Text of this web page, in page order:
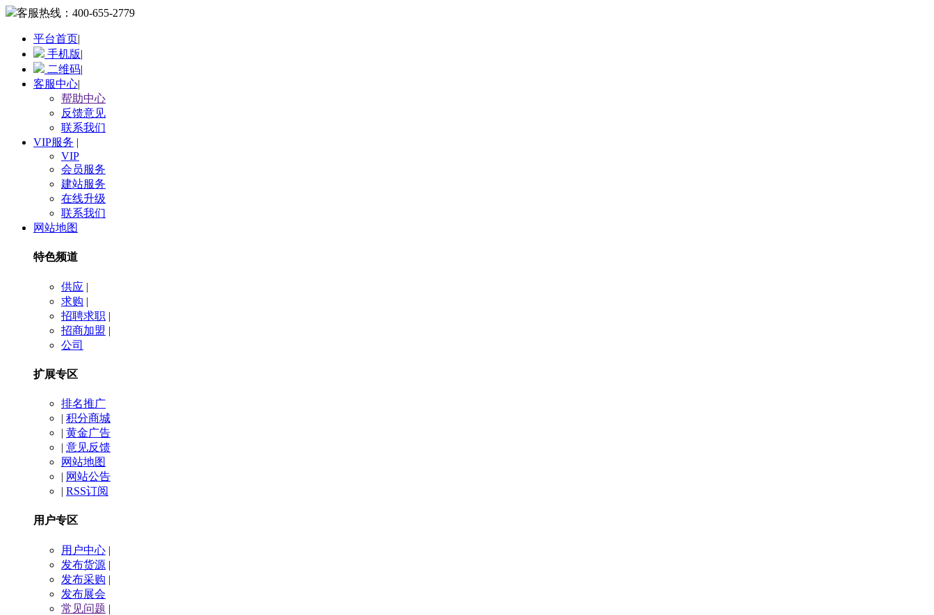
客服热线： 400-655-2779
平台首页|
手机版|
二维码|
客服中心|
帮助中心
反馈意见
联系我们
VIP服务 |
VIP
会员服务
建站服务
在线升级
联系我们
网站地图
特色频道
供应 |
求购 |
招聘求职 |
招商加盟 |
公司
扩展专区
排名推广
| 积分商城
| 黄金广告
| 意见反馈
网站地图
| 网站公告
| RSS订阅
用户专区
用户中心 |
发布货源 |
发布采购 |
发布展会
常见问题 |